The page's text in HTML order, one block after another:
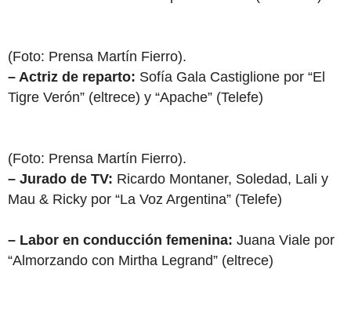
(Foto: Prensa Martín Fierro).
– Actriz de reparto: Sofía Gala Castiglione por “El
Tigre Verón” (eltrece) y “Apache” (Telefe)
(Foto: Prensa Martín Fierro).
– Jurado de TV: Ricardo Montaner, Soledad, Lali y
Mau & Ricky por “La Voz Argentina” (Telefe)
– Labor en conducción femenina: Juana Viale por
“Almorzando con Mirtha Legrand” (eltrece)